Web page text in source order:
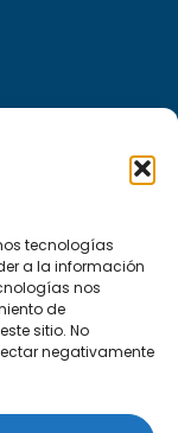
tecnologías
a la información
nos
de
sitio. No
negativamente